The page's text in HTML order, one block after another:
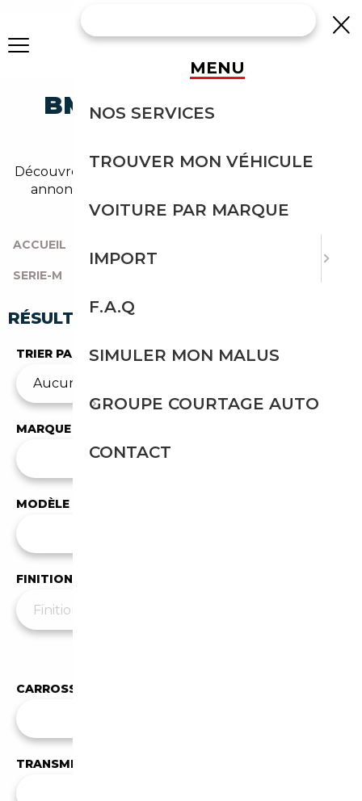
BMW M850 BERLINE
Découvrez un large choix de bmw berline dans nos
annonces de m850. Un import sans effort avec
Courtage Auto.
ACCUEIL
SERIE-M
RÉSULTATS DE VOTRE RECHERCHE
TRIER PAR
MARQUE
BMW
MODÈLE
FINITION
CARROSSERIE
TRANSMISSION
MENU
NOS SERVICES
TROUVER MON VÉHICULE
VOITURE PAR MARQUE
IMPORT
F.A.Q
SIMULER MON MALUS
GROUPE COURTAGE AUTO
CONTACT